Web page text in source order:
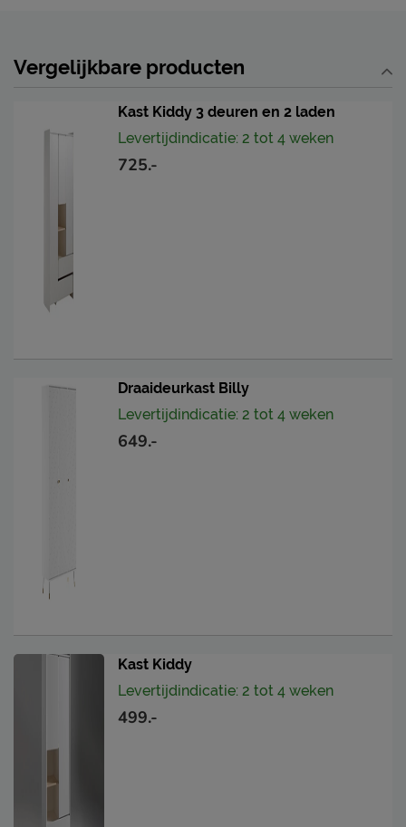
Vergelijkbare producten
Kast Kiddy 3 deuren en 2 laden
Levertijdindicatie: 2 tot 4 weken
725.-
Draaideurkast Billy
Levertijdindicatie: 2 tot 4 weken
649.-
Kast Kiddy
Levertijdindicatie: 2 tot 4 weken
499.-